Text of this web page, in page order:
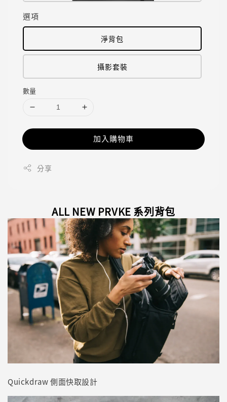
選項
淨背包
攝影套裝
數量
加入購物車
分享
ALL NEW PRVKE 系列背包
Quickdraw 側面快取設計